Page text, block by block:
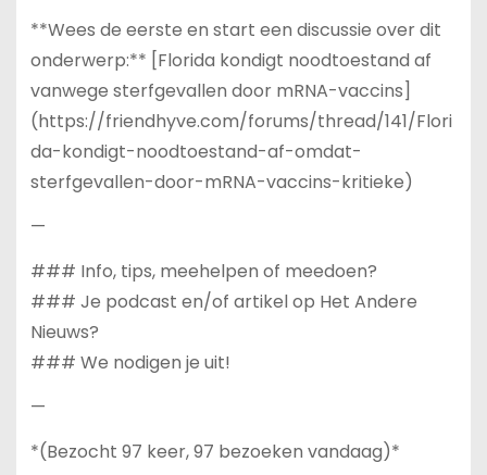
**Wees de eerste en start een discussie over dit
onderwerp:** [Florida kondigt noodtoestand af
vanwege sterfgevallen door mRNA-vaccins]
(https://friendhyve.com/forums/thread/141/Flori
da-kondigt-noodtoestand-af-omdat-
sterfgevallen-door-mRNA-vaccins-kritieke)
—
### Info, tips, meehelpen of meedoen?
### Je podcast en/of artikel op Het Andere
Nieuws?
### We nodigen je uit!
—
*(Bezocht 97 keer, 97 bezoeken vandaag)*